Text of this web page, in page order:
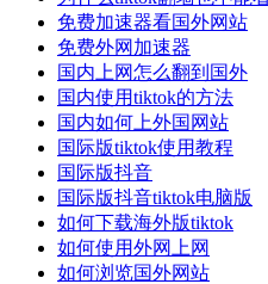
免费加速器看国外网站
免费外网加速器
国内上网怎么翻到国外
国内使用tiktok的方法
国内如何上外国网站
国际版tiktok使用教程
国际版抖音
国际版抖音tiktok电脑版
如何下载海外版tiktok
如何使用外网上网
如何浏览国外网站